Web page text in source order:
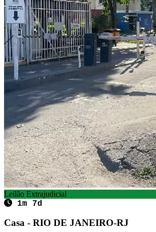
Leilão Extrajudicial
1m 7d
Casa - RIO DE JANEIRO-RJ